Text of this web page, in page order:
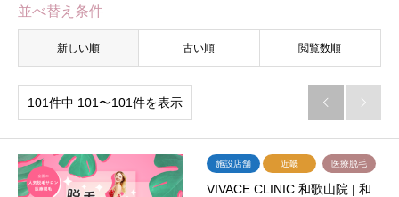
並べ替え条件
新しい順 古い順 閲覧数順
101件中 101〜101件を表示  
施設店舗 近畿 医療脱毛
VIVACE CLINIC 和歌山院 | 和